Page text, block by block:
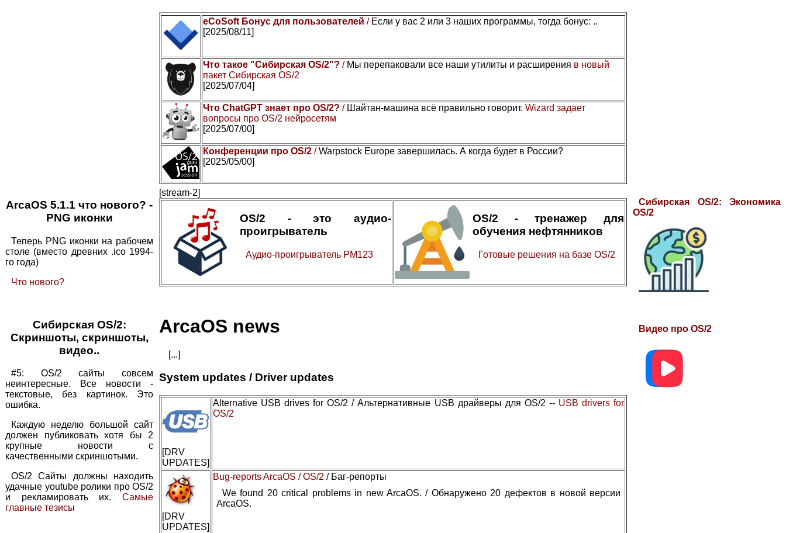
eCoSoft Бонус для пользователей / Если у вас 2 или 3 наших программы, тогда бонус: ..
[2025/08/11]
Что такое "Сибирская OS/2"? / Мы перепаковали все наши утилиты и расширения в новый
пакет Сибирская OS/2
[2025/07/04]
Что ChatGPT знает про OS/2? / Шайтан-машина всё правильно говорит. Wizard задает
вопросы про OS/2 нейросетям
[2025/07/00]
Конференции про OS/2 /Warpstock Europe завершилась. А когда будет в России?
[2025/05/00]
ArcaOS 5.1.1 что нового? -
PNG иконки
Теперь PNG иконки на рабочем
столе (вместо древних .ico 1994-
го года)
Что нового?
Сибирская OS/2:
Скриншоты, скриншоты,
видео..
#5: OS/2 сайты совсем
неинтересные. Все новости -
текстовые, без картинок. Это
ошибка.
Каждую неделю большой сайт
должен публиковать хотя бы 2
крупные новости с
качественными скриншотыми.
OS/2 Сайты должны находить
удачные youtube ролики про OS/2
и рекламировать их. Самые
главные тезисы
[stream-2]
OS/2 - это аудио-
проигрыватель
Аудио-проигрыватель PM123
OS/2 - тренажер для
обучения нефтянников
Готовые решения на базе OS/2
ArcaOS news
[...]
System updates / Driver updates
[DRV
UPDATES]
Alternative USB drives for OS/2 / Альтернативные USB драйверы для OS/2 -- USB drivers for
OS/2
[DRV
UPDATES]
Bug-reports ArcaOS / OS/2 / Баг-репорты
We found 20 critical problems in new ArcaOS. / Обнаружено 20 дефектов в новой версии
ArcaOS.
Сибирская OS/2: Экономика
OS/2
Видео про OS/2